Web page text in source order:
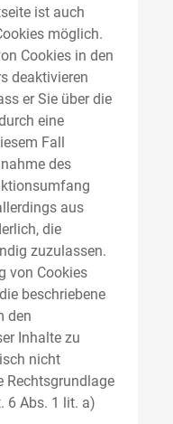
ist auch
möglich.
Cookies in den
deaktivieren
er Sie über die
eine
Fall
des
aus
die
zuzulassen.
von Cookies
beschriebene
den
Inhalte zu
nicht
Rechtsgrundlage
6 Abs. 1 lit. a)